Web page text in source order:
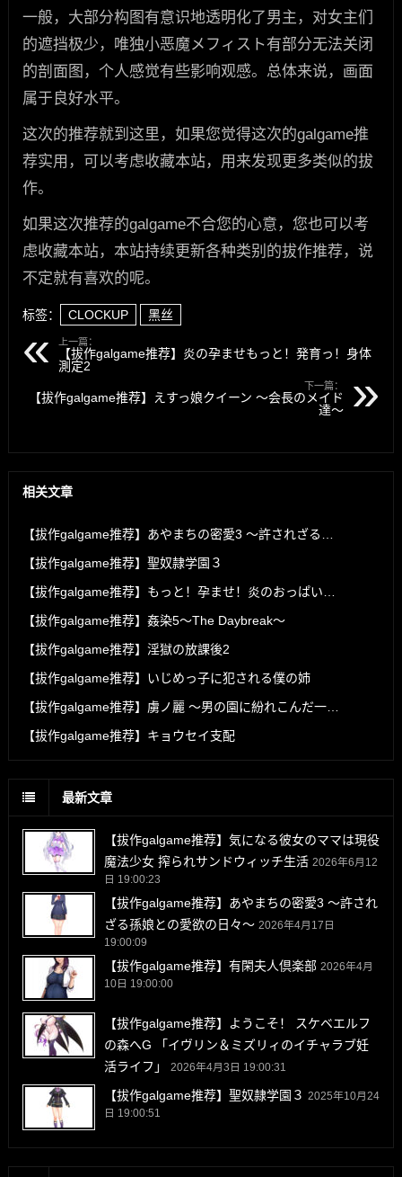
一般，大部分构图有意识地透明化了男主，对女主们
的遮挡极少，唯独小恶魔メフィスト有部分无法关闭
的剖面图，个人感觉有些影响观感。总体来说，画面
属于良好水平。
这次的推荐就到这里，如果您觉得这次的galgame推
荐实用，可以考虑收藏本站，用来发现更多类似的拔
作。
如果这次推荐的galgame不合您的心意，您也可以考
虑收藏本站，本站持续更新各种类别的拔作推荐，说
不定就有喜欢的呢。
标签： CLOCKUP 黑丝
上一篇：
【拔作galgame推荐】炎の孕ませもっと！発育っ！身体
測定2
下一篇：
【拔作galgame推荐】えすっ娘クイーン ～会長のメイド
達～
相关文章
【拔作galgame推荐】聖奴隷学園３
【拔作galgame推荐】姦染5〜The Daybreak〜
【拔作galgame推荐】淫獄の放課後2
【拔作galgame推荐】いじめっ子に犯される僕の姉
【拔作galgame推荐】虜ノ麗 ～男の園に紛れこんだ一輪の紅い花～
【拔作galgame推荐】キョウセイ支配
最新文章
【拔作galgame推荐】気になる彼女のママは現役
魔法少女 搾られサンドウィッチ生活 2026年6月12
日 19:00:23
【拔作galgame推荐】あやまちの密愛3 ～許され
ざる孫娘との愛欲の日々～ 2026年4月17日
19:00:09
【拔作galgame推荐】有閑夫人倶楽部 2026年4月
10日 19:00:00
【拔作galgame推荐】ようこそ！ スケベエルフ
の森へG 「イヴリン＆ミズリィのイチャラブ妊
活ライフ」
2026年4月3日 19:00:31
【拔作galgame推荐】聖奴隷学園３ 2025年10月24
日 19:00:51